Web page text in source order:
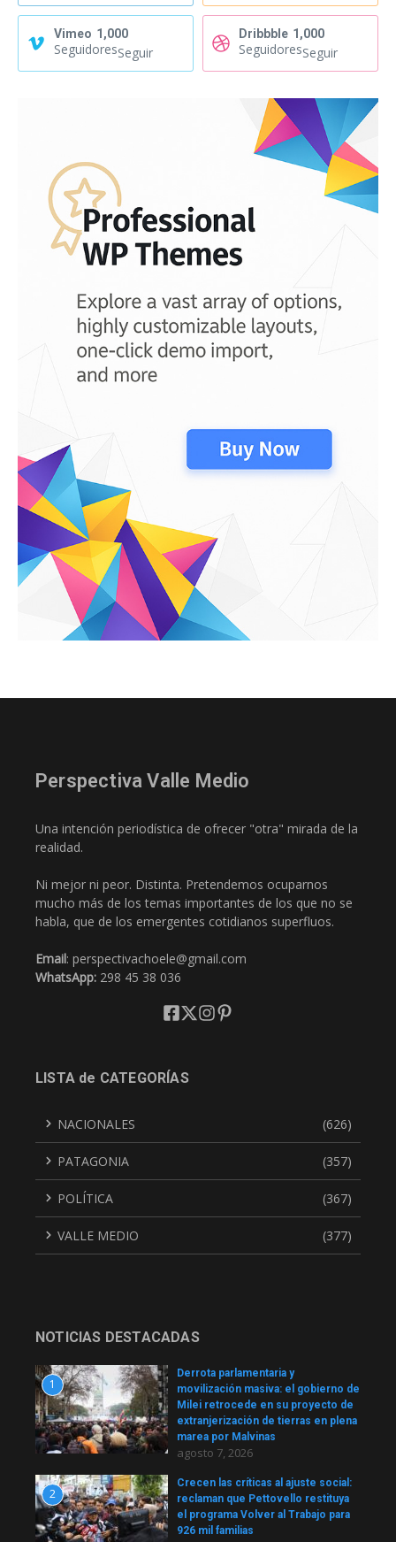
Vimeo 1,000
SeguidoresSeguir
Dribbble 1,000
SeguidoresSeguir
Perspectiva Valle Medio
Una intención periodística de ofrecer "otra" mirada de la
realidad.
Ni mejor ni peor. Distinta. Pretendemos ocuparnos
mucho más de los temas importantes de los que no se
habla, que de los emergentes cotidianos superfluos.
Email: perspectivachoele@gmail.com
WhatsApp: 298 45 38 036
LISTA de CATEGORÍAS
NACIONALES (626)
PATAGONIA (357)
POLÍTICA (367)
VALLE MEDIO (377)
NOTICIAS DESTACADAS
1
Derrota parlamentaria y
movilización masiva: el gobierno de
Milei retrocede en su proyecto de
extranjerización de tierras en plena
marea por Malvinas
agosto 7, 2026
2
Crecen las críticas al ajuste social:
reclaman que Pettovello restituya
el programa Volver al Trabajo para
926 mil familias